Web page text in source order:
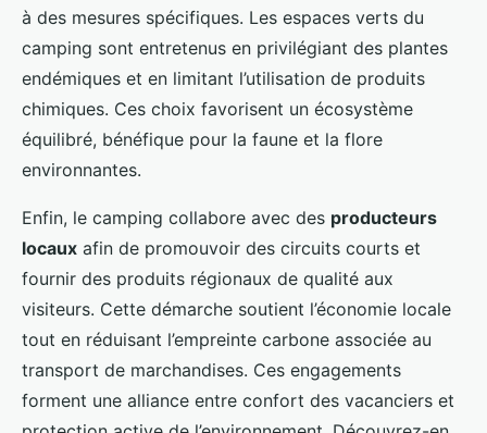
à des mesures spécifiques. Les espaces verts du
camping sont entretenus en privilégiant des plantes
endémiques et en limitant l’utilisation de produits
chimiques. Ces choix favorisent un écosystème
équilibré, bénéfique pour la faune et la flore
environnantes.
Enfin, le camping collabore avec des producteurs
locaux afin de promouvoir des circuits courts et
fournir des produits régionaux de qualité aux
visiteurs. Cette démarche soutient l’économie locale
tout en réduisant l’empreinte carbone associée au
transport de marchandises. Ces engagements
forment une alliance entre confort des vacanciers et